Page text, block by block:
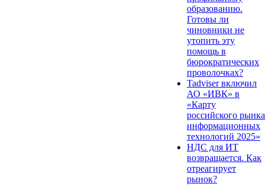
образованию.
Готовы ли
чиновники не
утопить эту
помощь в
бюрократических
проволочках?
Tadviser включил
АО «ИВК» в
«Карту
российского рынка
информационных
технологий 2025»
НДС для ИТ
возвращается. Как
отреагирует
рынок?